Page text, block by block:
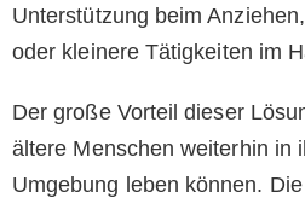
Unterstützung beim
oder kleinere Tätigkeiten im
Der große Vorteil dieser
ältere Menschen weiterhin in
Umgebung leben können.